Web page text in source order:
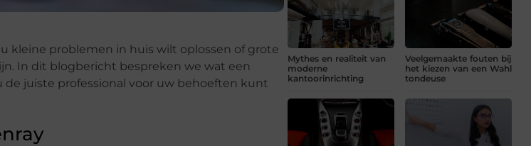
kleine problemen in huis wilt oplossen of grote
In dit blogbericht bespreken we wat een
juiste professional voor uw behoeften kunt
Mythes en realiteit van
moderne
kantoorinrichting
Veelgemaakte fouten bij
het kiezen van een Wahl
tondeuse